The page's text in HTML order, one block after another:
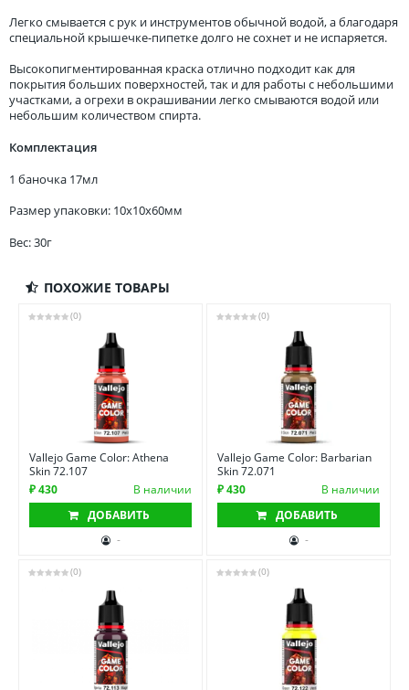
Легко смывается с рук и инструментов обычной водой, а благодаря
специальной крышечке-пипетке долго не сохнет и не испаряется.
Высокопигментированная краска отлично подходит как для
покрытия больших поверхностей, так и для работы с небольшими
участками, а огрехи в окрашивании легко смываются водой или
небольшим количеством спирта.
Комплектация
1 баночка 17мл
Размер упаковки: 10x10x60мм
Вес: 30г
ПОХОЖИЕ ТОВАРЫ
(0)
Vallejo Game Color: Athena
Skin 72.107
₽ 430
В наличии
ДОБАВИТЬ
-
(0)
Vallejo Game Color: Barbarian
Skin 72.071
₽ 430
В наличии
ДОБАВИТЬ
-
(0) (0)